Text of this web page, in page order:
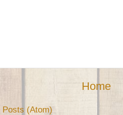
Home
Posts (Atom)